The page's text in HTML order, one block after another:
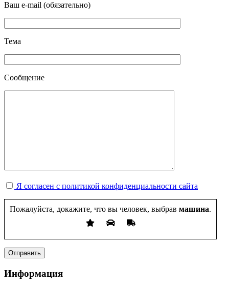
Ваш e-mail (обязательно)
Тема
Сообщение
Я согласен с политикой конфиденциальности сайта
Пожалуйста, докажите, что вы человек, выбрав машина.
Информация